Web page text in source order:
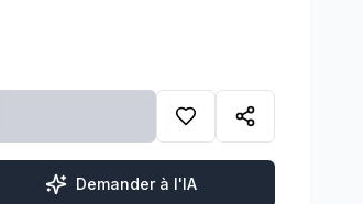
Demander à l'IA